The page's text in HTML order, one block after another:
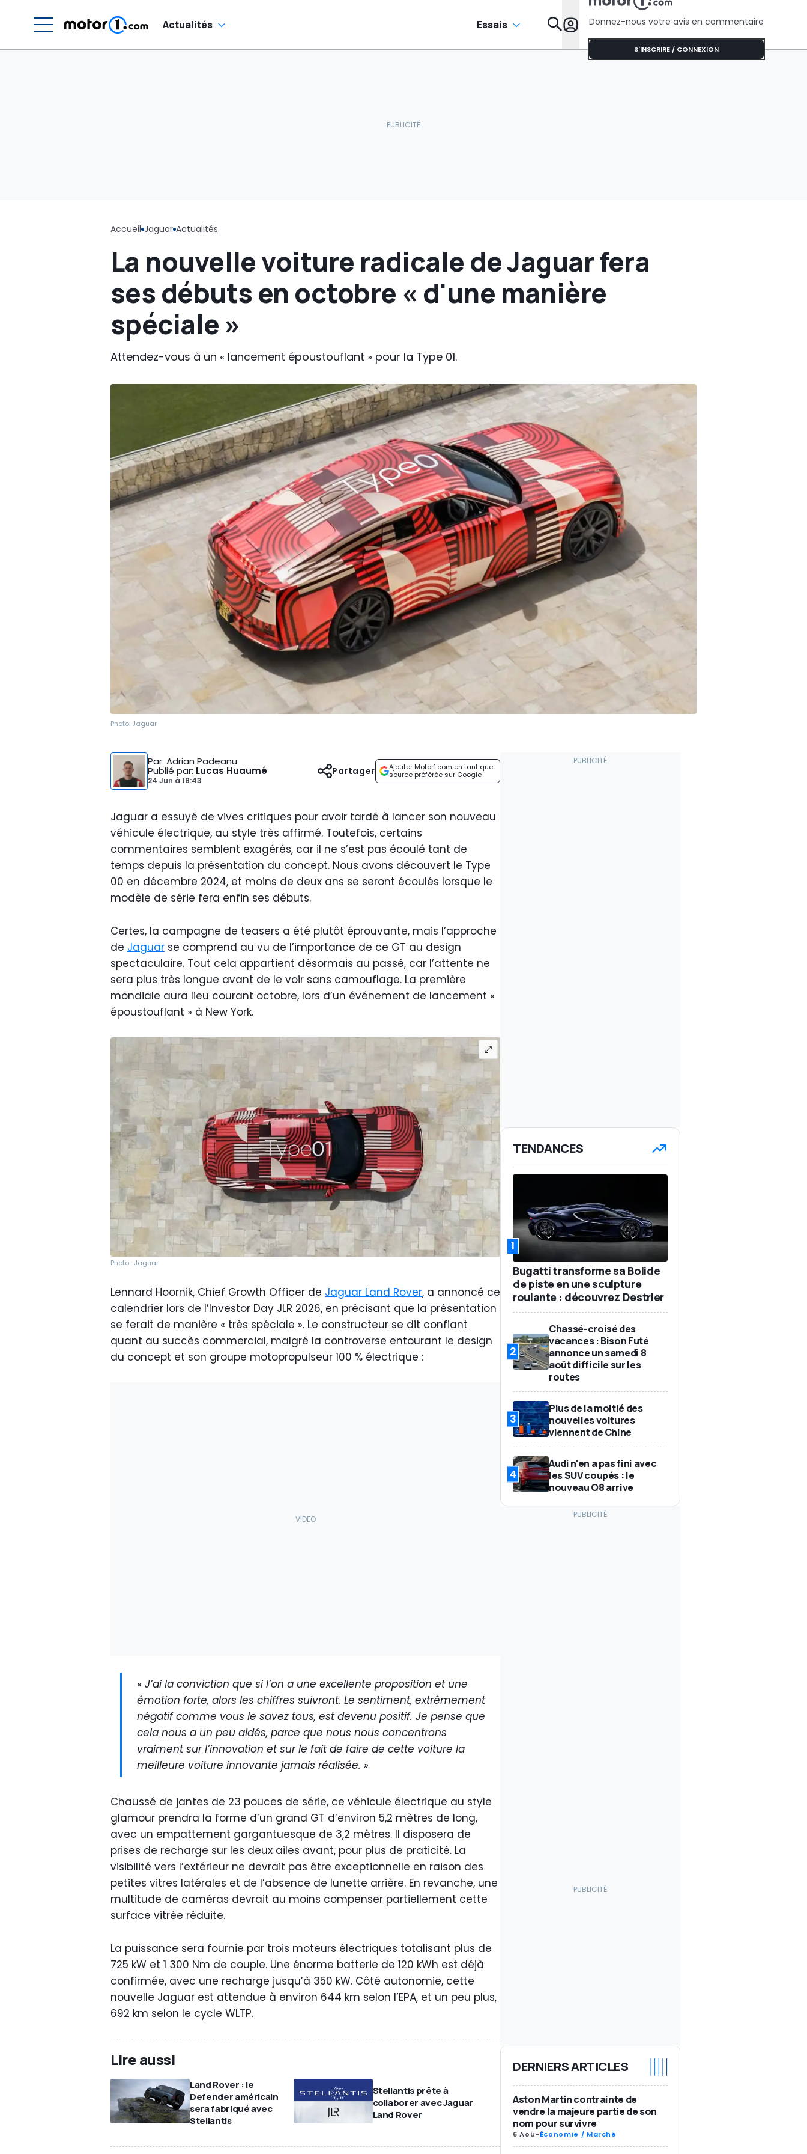
Actualités Essais Donnez-nous votre avis en commentaire
S'INSCRIRE / CONNEXION
Accueil Jaguar Actualités
La nouvelle voiture radicale de Jaguar fera
ses débuts en octobre « d'une manière
spéciale »
Attendez-vous à un « lancement époustouflant » pour la Type 01.
Photo: Jaguar
Par: Adrian Padeanu
Publié par: Lucas Huaumé
24 Jun à 18:43
Ajouter Motor1.com en tant que
source préférée sur Google
Partager
Jaguar a essuyé de vives critiques pour avoir tardé à lancer son nouveau
véhicule électrique, au style très affirmé. Toutefois, certains
commentaires semblent exagérés, car il ne s’est pas écoulé tant de
temps depuis la présentation du concept. Nous avons découvert le Type
00 en décembre 2024, et moins de deux ans se seront écoulés lorsque le
modèle de série fera enfin ses débuts.
Certes, la campagne de teasers a été plutôt éprouvante, mais l’approche
de Jaguar se comprend au vu de l’importance de ce GT au design
spectaculaire. Tout cela appartient désormais au passé, car l’attente ne
sera plus très longue avant de le voir sans camouflage. La première
mondiale aura lieu courant octobre, lors d’un événement de lancement «
époustouflant » à New York.
Photo : Jaguar
Lennard Hoornik, Chief Growth Officer de Jaguar Land Rover, a annoncé ce
calendrier lors de l’Investor Day JLR 2026, en précisant que la présentation
se ferait de manière « très spéciale ». Le constructeur se dit confiant
quant au succès commercial, malgré la controverse entourant le design
du concept et son groupe motopropulseur 100 % électrique :
« J’ai la conviction que si l’on a une excellente proposition et une
émotion forte, alors les chiffres suivront. Le sentiment, extrêmement
négatif comme vous le savez tous, est devenu positif. Je pense que
cela nous a un peu aidés, parce que nous nous concentrons
vraiment sur l’innovation et sur le fait de faire de cette voiture la
meilleure voiture innovante jamais réalisée. »
Chaussé de jantes de 23 pouces de série, ce véhicule électrique au style
glamour prendra la forme d’un grand GT d’environ 5,2 mètres de long,
avec un empattement gargantuesque de 3,2 mètres. Il disposera de
prises de recharge sur les deux ailes avant, pour plus de praticité. La
visibilité vers l’extérieur ne devrait pas être exceptionnelle en raison des
petites vitres latérales et de l’absence de lunette arrière. En revanche, une
multitude de caméras devrait au moins compenser partiellement cette
surface vitrée réduite.
La puissance sera fournie par trois moteurs électriques totalisant plus de
725 kW et 1 300 Nm de couple. Une énorme batterie de 120 kWh est déjà
confirmée, avec une recharge jusqu’à 350 kW. Côté autonomie, cette
nouvelle Jaguar est attendue à environ 644 km selon l’EPA, et un peu plus,
692 km selon le cycle WLTP.
Lire aussi
Land Rover : le
Defender américain
sera fabriqué avec
Stellantis
Stellantis prête à
collaborer avec Jaguar
Land Rover
TENDANCES
1
Bugatti transforme sa Bolide
de piste en une sculpture
roulante : découvrez Destrier
2
Chassé-croisé des
vacances : Bison Futé
annonce un samedi 8
août difficile sur les
routes
3
Plus de la moitié des
nouvelles voitures
viennent de Chine
4
Audi n'en a pas fini avec
les SUV coupés : le
nouveau Q8 arrive
DERNIERS ARTICLES
Aston Martin contrainte de
vendre la majeure partie de son
nom pour survivre
6 Aoû-Économie / Marché